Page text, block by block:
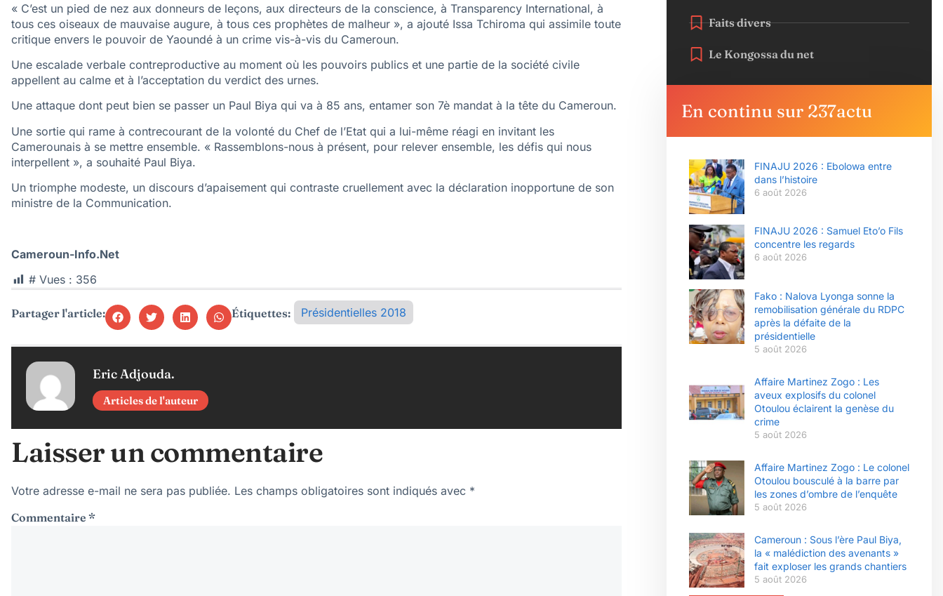
« C’est un pied de nez aux donneurs de leçons, aux directeurs de la conscience, à Transparency International, à
tous ces oiseaux de mauvaise augure, à tous ces prophètes de malheur », a ajouté Issa Tchiroma qui assimile toute
critique envers le pouvoir de Yaoundé à un crime vis-à-vis du Cameroun.
Une escalade verbale contreproductive au moment où les pouvoirs publics et une partie de la société civile
appellent au calme et à l’acceptation du verdict des urnes.
Une attaque dont peut bien se passer un Paul Biya qui va à 85 ans, entamer son 7è mandat à la tête du Cameroun.
Une sortie qui rame à contrecourant de la volonté du Chef de l’Etat qui a lui-même réagi en invitant les
Camerounais à se mettre ensemble. « Rassemblons-nous à présent, pour relever ensemble, les défis qui nous
interpellent », a souhaité Paul Biya.
Un triomphe modeste, un discours d’apaisement qui contraste cruellement avec la déclaration inopportune de son
ministre de la Communication.
Cameroun-Info.Net
# Vues : 356
Partager l'article: Étiquettes: Présidentielles 2018
Eric Adjouda.
Articles de l'auteur
Laisser un commentaire
Votre adresse e-mail ne sera pas publiée. Les champs obligatoires sont indiqués avec *
Commentaire *
Faits divers
Le Kongossa du net
En continu sur 237actu
FINAJU 2026 : Ebolowa entre
dans l’histoire
6 août 2026
FINAJU 2026 : Samuel Eto’o Fils
concentre les regards
6 août 2026
Fako : Nalova Lyonga sonne la
remobilisation générale du RDPC
après la défaite de la
présidentielle
5 août 2026
Affaire Martinez Zogo : Les
aveux explosifs du colonel
Otoulou éclairent la genèse du
crime
5 août 2026
Affaire Martinez Zogo : Le colonel
Otoulou bousculé à la barre par
les zones d’ombre de l’enquête
5 août 2026
Cameroun : Sous l’ère Paul Biya,
la « malédiction des avenants »
fait exploser les grands chantiers
5 août 2026